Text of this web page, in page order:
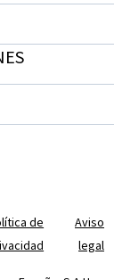
de
Aviso
legal